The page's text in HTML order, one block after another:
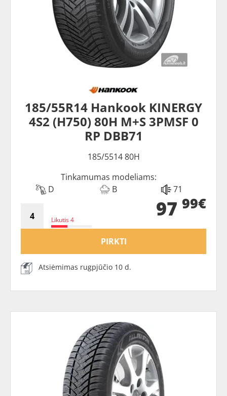
185/55R14 Hankook KINERGY
4S2 (H750) 80H M+S 3PMSF 0
RP DBB71
185/5514 80H
Tinkamumas modeliams:
D
B 71
Likutis 4 97 99€
PIRKTI
Atsiėmimas rugpjūčio 10 d.